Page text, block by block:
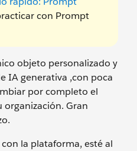
con Prompt
objeto personalizado y
IA generativa ,con poca
por completo el
Gran
la plataforma, esté al